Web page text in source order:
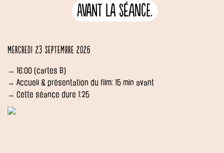
avant la séance.
Mercredi 23 septembre 2026
→ 16:00 (cartes B)
→ Accueil & présentation du film: 15 min avant
→ Cette séance dure 1:25